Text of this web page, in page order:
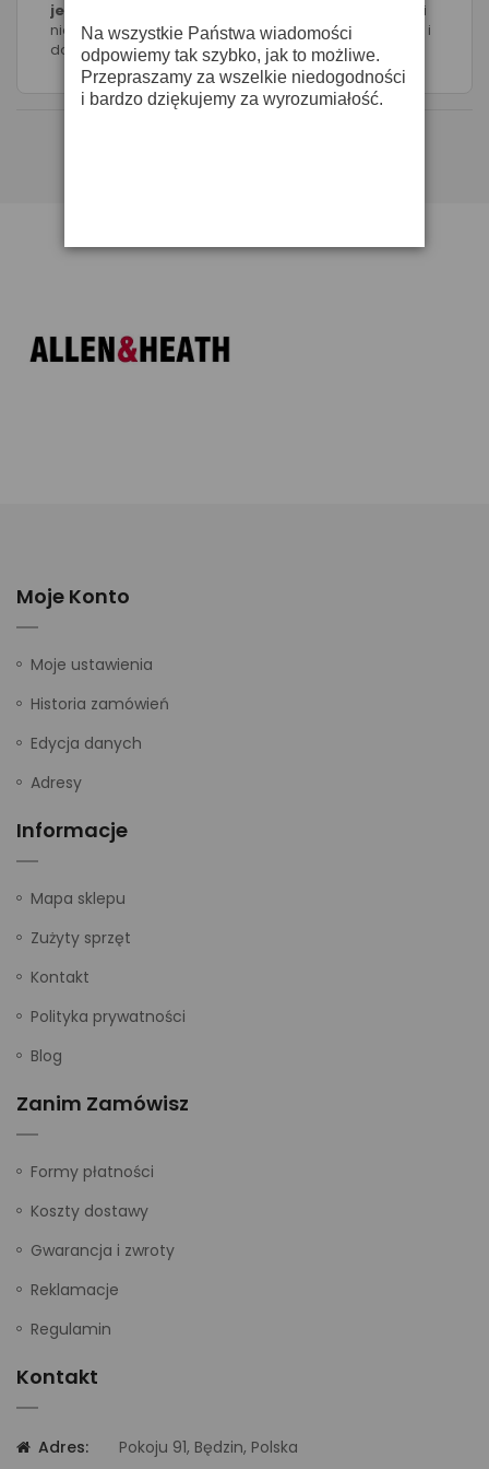
jest przeprowadzenie próby nagłośnienia
. Dzięki
niej można stwierdzić, czy dźwięk jest czysty, wyraźny i
dobrze rozchodzi się po danym miejscu.
Moje Konto
Moje ustawienia
Historia zamówień
Edycja danych
Adresy
Informacje
Mapa sklepu
Zużyty sprzęt
Kontakt
Polityka prywatności
Blog
Zanim Zamówisz
Formy płatności
Koszty dostawy
Gwarancja i zwroty
Reklamacje
Regulamin
Kontakt
Adres: Pokoju 91, Będzin, Polska
Na wszystkie Państwa wiadomości
odpowiemy tak szybko, jak to możliwe.
Przepraszamy za wszelkie niedogodności
i bardzo dziękujemy za wyrozumiałość.